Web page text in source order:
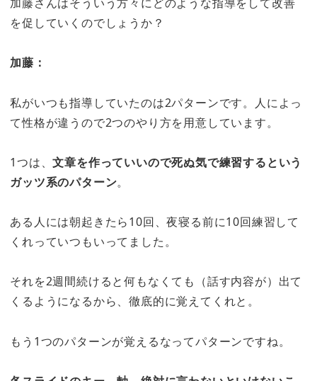
を促していくのでしょうか？
加藤：
私がいつも指導していたのは2パターンです。人によっ
て性格が違うので2つのやり方を用意しています。
1つは、文章を作っていいので死ぬ気で練習するという
ガッツ系のパターン。
ある人には朝起きたら10回、夜寝る前に10回練習して
くれっていつもいってました。
それを2週間続けると何もなくても（話す内容が）出て
くるようになるから、徹底的に覚えてくれと。
もう1つのパターンが覚えるなってパターンですね。